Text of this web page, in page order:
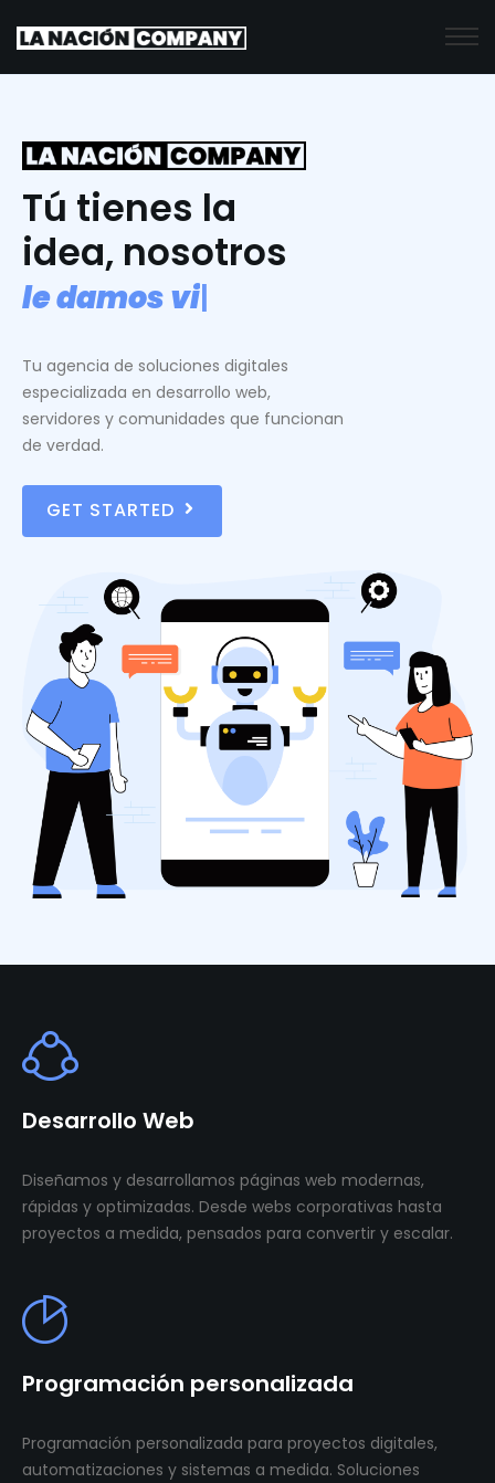
Tú tienes la
idea, nosotros
ledamosvid
Tu agencia de soluciones digitales
especializada en desarrollo web,
servidores y comunidades que funcionan
de verdad.
GET STARTED
Desarrollo Web
Diseñamos y desarrollamos páginas web modernas,
rápidas y optimizadas. Desde webs corporativas hasta
proyectos a medida, pensados para convertir y escalar.
Programación personalizada
Programación personalizada para proyectos digitales,
automatizaciones y sistemas a medida. Soluciones